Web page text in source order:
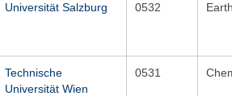
Universität Salzburg 0532
Technische
Universität Wien
0531